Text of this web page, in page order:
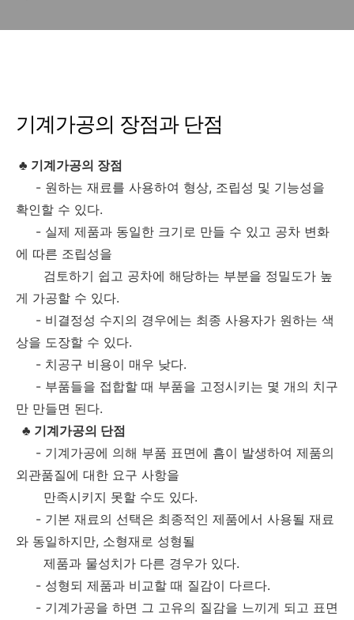
기계가공의 장점과 단점
♣ 기계가공의 장점
- 원하는 재료를 사용하여 형상, 조립성 및 기능성을
확인할 수 있다.
- 실제 제품과 동일한 크기로 만들 수 있고 공차 변화
에 따른 조립성을
검토하기 쉽고 공차에 해당하는 부분을 정밀도가 높
게 가공할 수 있다.
- 비결정성 수지의 경우에는 최종 사용자가 원하는 색
상을 도장할 수 있다.
- 치공구 비용이 매우 낮다.
- 부품들을 접합할 때 부품을 고정시키는 몇 개의 치구
만 만들면 된다.
♣ 기계가공의 단점
- 기계가공에 의해 부품 표면에 흠이 발생하여 제품의
외관품질에 대한 요구 사항을
만족시키지 못할 수도 있다.
- 기본 재료의 선택은 최종적인 제품에서 사용될 재료
와 동일하지만, 소형재로 성형될
제품과 물성치가 다른 경우가 있다.
- 성형되 제품과 비교할 때 질감이 다르다.
- 기계가공을 하면 그 고유의 질감을 느끼게 되고 표면